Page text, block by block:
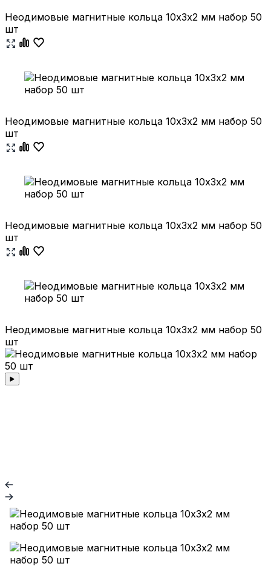
Неодимовые магнитные кольца 10х3х2 мм набор 50
шт
Неодимовые магнитные кольца 10х3х2 мм набор 50
шт
Неодимовые магнитные кольца 10х3х2 мм набор 50
шт
Неодимовые магнитные кольца 10х3х2 мм набор 50
шт